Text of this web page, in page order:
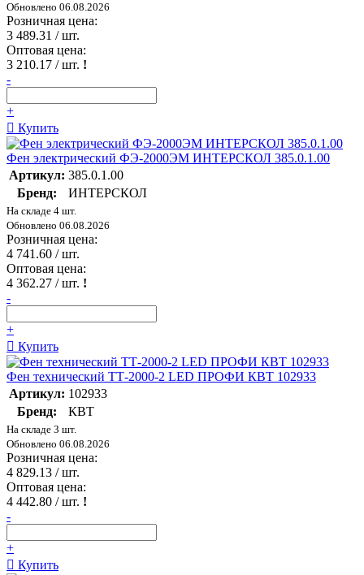
Обновлено 06.08.2026
Розничная цена:
3 489.31 / шт.
Оптовая цена:
3 210.17 / шт. !
-
+
Купить
Фен электрический ФЭ-2000ЭМ ИНТЕРСКОЛ 385.0.1.00
Артикул: 385.0.1.00
Бренд:
ИНТЕРСКОЛ
На складе 4 шт.
Обновлено 06.08.2026
Розничная цена:
4 741.60 / шт.
Оптовая цена:
4 362.27 / шт. !
-
+
Купить
Фен технический ТТ-2000-2 LED ПРОФИ КВТ 102933
Артикул: 102933
Бренд:
КВТ
На складе 3 шт.
Обновлено 06.08.2026
Розничная цена:
4 829.13 / шт.
Оптовая цена:
4 442.80 / шт. !
-
+
Купить